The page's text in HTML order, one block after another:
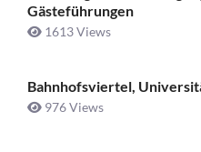
Gästeführungen
1613 Views
Bahnhofsviertel,
976 Views